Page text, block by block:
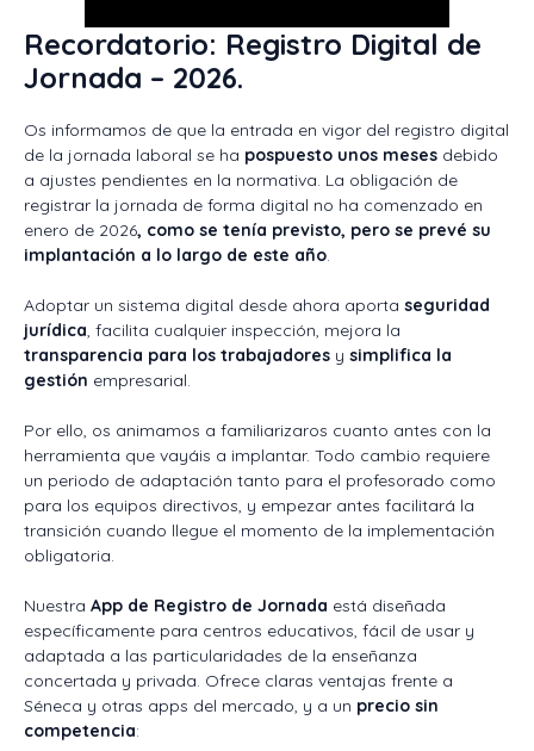
Recordatorio: Registro Digital de
Jornada – 2026.
Os informamos de que la entrada en vigor del registro digital
de la jornada laboral se ha pospuesto unos meses debido
a ajustes pendientes en la normativa. La obligación de
registrar la jornada de forma digital no ha comenzado en
enero de 2026, como se tenía previsto, pero se prevé su
implantación a lo largo de este año.
Adoptar un sistema digital desde ahora aporta seguridad
jurídica, facilita cualquier inspección, mejora la
transparencia para los trabajadores y simplifica la
gestión empresarial.
Por ello, os animamos a familiarizaros cuanto antes con la
herramienta que vayáis a implantar. Todo cambio requiere
un periodo de adaptación tanto para el profesorado como
para los equipos directivos, y empezar antes facilitará la
transición cuando llegue el momento de la implementación
obligatoria.
Nuestra App de Registro de Jornada está diseñada
específicamente para centros educativos, fácil de usar y
adaptada a las particularidades de la enseñanza
concertada y privada. Ofrece claras ventajas frente a
Séneca y otras apps del mercado, y a un precio sin
competencia: